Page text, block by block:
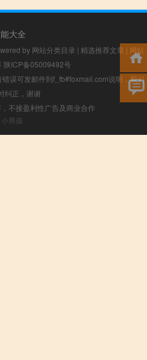
大全
by 网站分类目录 | 精选推荐文章 | 网站
陕ICP备05009492号
误可发邮件到f_fb#foxmail.com说明，我们
纠正，谢谢
不接盈利性广告及商业合作
小男孩